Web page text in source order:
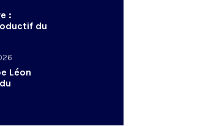
:
du
- 26 juin
Léon